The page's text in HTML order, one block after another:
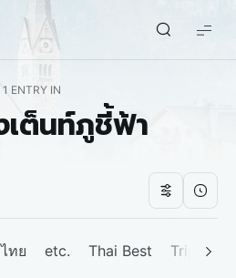
1 ENTRY IN
เต็นท์ภูชี้ฟ้า
ทย etc. Thai Best Tripp